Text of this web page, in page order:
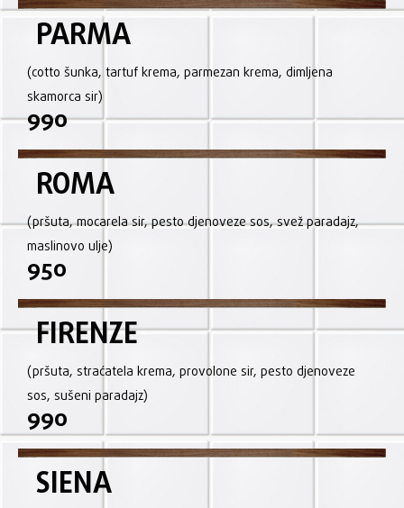
PARMA
(cotto šunka, tartuf krema, parmezan krema, dimljena
skamorca sir)
990
ROMA
(pršuta, mocarela sir, pesto djenoveze sos, svež paradajz,
maslinovo ulje)
950
FIRENZE
(pršuta, straćatela krema, provolone sir, pesto djenoveze
sos, sušeni paradajz)
990
SIENA